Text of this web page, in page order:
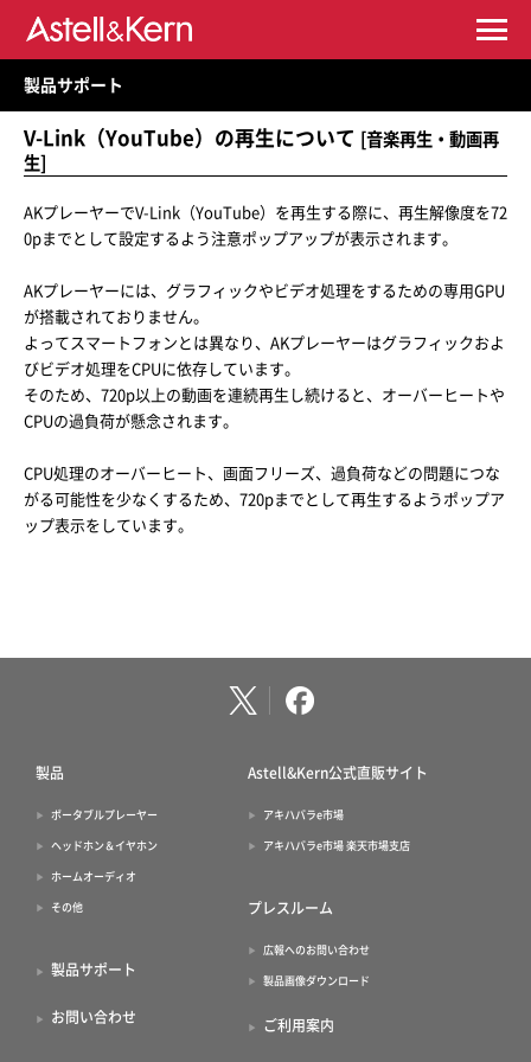
製品サポート
V-Link（YouTube）の再生について
[音楽再生・動画再
生]
AKプレーヤーでV-Link（YouTube）を再生する際に、再生解像度を72
0pまでとして設定するよう注意ポップアップが表示されます。
AKプレーヤーには、グラフィックやビデオ処理をするための専用GPU
が搭載されておりません。
よってスマートフォンとは異なり、AKプレーヤーはグラフィックおよ
びビデオ処理をCPUに依存しています。
そのため、720p以上の動画を連続再生し続けると、オーバーヒートや
CPUの過負荷が懸念されます。
CPU処理のオーバーヒート、画面フリーズ、過負荷などの問題につな
がる可能性を少なくするため、720pまでとして再生するようポップア
ップ表示をしています。
製品
ポータブルプレーヤー
ヘッドホン＆イヤホン
ホームオーディオ
その他
製品サポート
お問い合わせ
Astell&Kern公式直販サイト
アキハバラe市場
アキハバラe市場 楽天市場支店
プレスルーム
広報へのお問い合わせ
製品画像ダウンロード
ご利用案内